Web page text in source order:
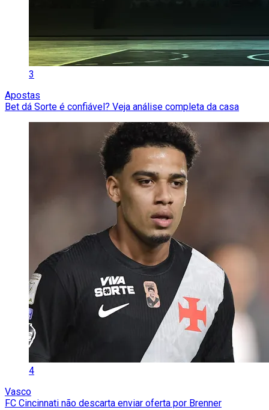
3
Apostas
Bet dá Sorte é confiável? Veja análise completa da casa
4
Vasco
FC Cincinnati não descarta enviar oferta por Brenner